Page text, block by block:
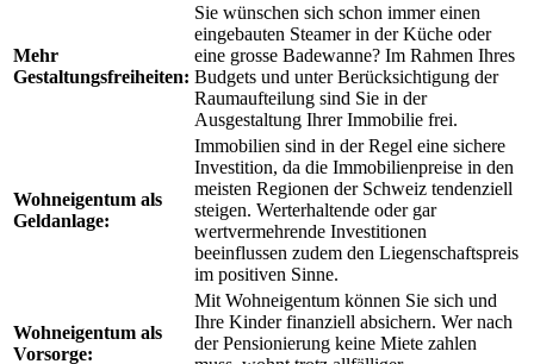
Mehr
Gestaltungsfreiheiten:
Sie wünschen sich schon immer einen
eingebauten Steamer in der Küche oder
eine grosse Badewanne? Im Rahmen Ihres
Budgets und unter Berücksichtigung der
Raumaufteilung sind Sie in der
Ausgestaltung Ihrer Immobilie frei.
Wohneigentum als
Geldanlage:
Immobilien sind in der Regel eine sichere
Investition, da die Immobilienpreise in den
meisten Regionen der Schweiz tendenziell
steigen. Werterhaltende oder gar
wertvermehrende Investitionen
beeinflussen zudem den Liegenschaftspreis
im positiven Sinne.
Wohneigentum als
Vorsorge:
Mit Wohneigentum können Sie sich und
Ihre Kinder finanziell absichern. Wer nach
der Pensionierung keine Miete zahlen